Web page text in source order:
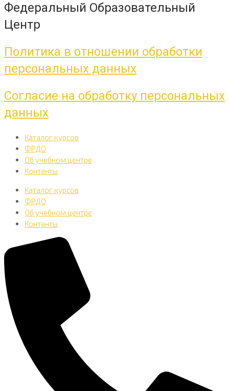
Федеральный Образовательный
Центр
Политика в отношении обработки
персональных данных
Согласие на обработку персональных
данных
Каталог курсов
ФРДО
Об учебном центре
Контанты
Каталог курсов
ФРДО
Об учебном центре
Контанты